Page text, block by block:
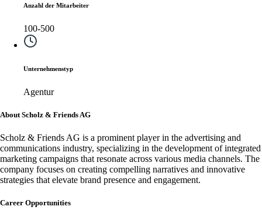
Anzahl der Mitarbeiter
100-500
Unternehmenstyp
Agentur
About Scholz & Friends AG
Scholz & Friends AG is a prominent player in the advertising and
communications industry, specializing in the development of integrated
marketing campaigns that resonate across various media channels. The
company focuses on creating compelling narratives and innovative
strategies that elevate brand presence and engagement.
Career Opportunities